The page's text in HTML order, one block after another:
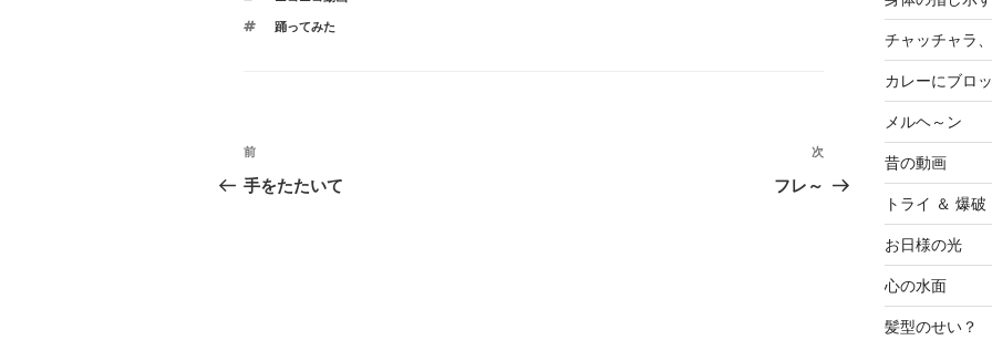
ゴ
タ
踊ってみた
投
稿
前
の
前
手をたたいて
次
の
次
フレ～
チャッチャラ
カレーにブロ
メルヘ～ン
昔の動画
トライ ＆ 爆破
お日様の光
心の水面
髪型のせい？